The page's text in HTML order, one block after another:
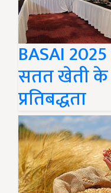
BASAI
सतत खेती के
प्रतिबद्धता